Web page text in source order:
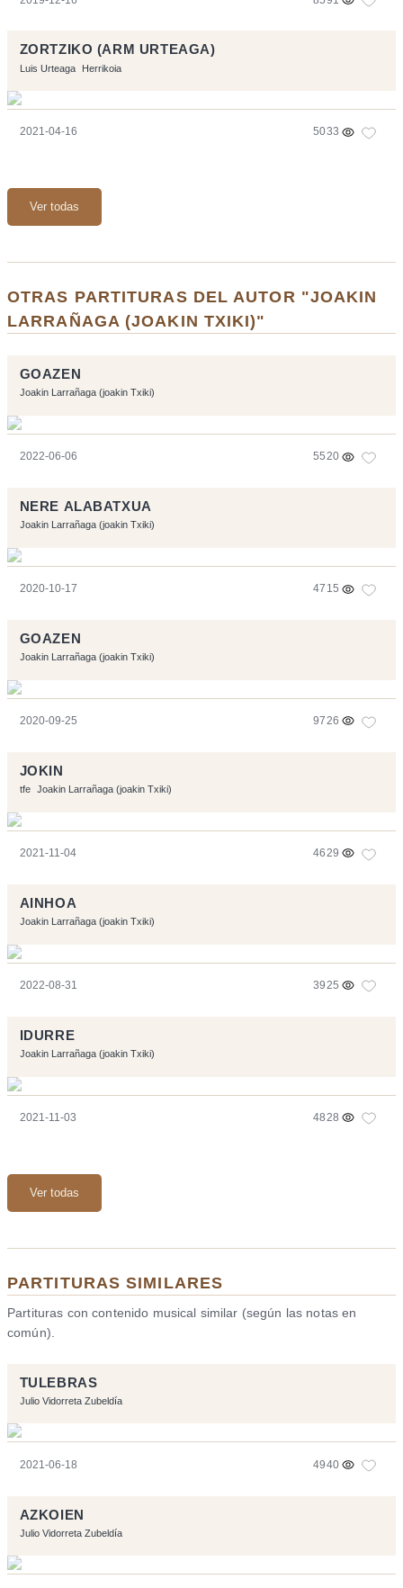
ZORTZIKO (ARM URTEAGA)
Luis Urteaga Herrikoia
2021-04-16 5033
Ver todas
OTRAS PARTITURAS DEL AUTOR "JOAKIN
LARRAÑAGA (JOAKIN TXIKI)"
GOAZEN
Joakin Larrañaga (joakin Txiki)
2022-06-06 5520
NERE ALABATXUA
Joakin Larrañaga (joakin Txiki)
2020-10-17 4715
GOAZEN
Joakin Larrañaga (joakin Txiki)
2020-09-25 9726
JOKIN
tfe Joakin Larrañaga (joakin Txiki)
2021-11-04 4629
AINHOA
Joakin Larrañaga (joakin Txiki)
2022-08-31 3925
IDURRE
Joakin Larrañaga (joakin Txiki)
2021-11-03 4828
Ver todas
PARTITURAS SIMILARES
Partituras con contenido musical similar (según las notas en
común).
TULEBRAS
Julio Vidorreta Zubeldía
2021-06-18 4940
AZKOIEN
Julio Vidorreta Zubeldía